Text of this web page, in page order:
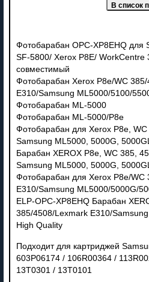
Фотобарабан OPC-XP8EHQ для
SF-5800/ Xerox P8E/
совместимый
Фотобарабан Xerox P8e/WC
E310/Samsung ML5000/5100/
Фотобарабан ML-5000
Фотобарабан ML-5000/P8e
Фотобарабан для Xerox P8e,
Samsung ML5000, 5000G,
Барабан XEROX P8e, WC 385,
Samsung ML5000, 5000G, 5000GL
Фотобарабан для Xerox P8e/WC
Е310/Samsung ML5000/5000G/
ELP-OPC-XP8EHQ Барабан
385/4508/Lexmark Е310/
High Quality
Подходит для картриджей
603P06174 / 106R00364 /
13T0301 / 13T0101